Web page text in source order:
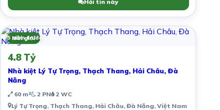
Hỏi tin này
Môi giới
5 năm trước
4.8 Tỷ
Nhà kiệt Lý Tự Trọng, Thạch Thang, Hải Châu, Đà
Nẵng
60 m² 2 PN 2 WC
Lý Tự Trọng, Thạch Thang, Hải Châu, Đà Nẵng, Việt Nam